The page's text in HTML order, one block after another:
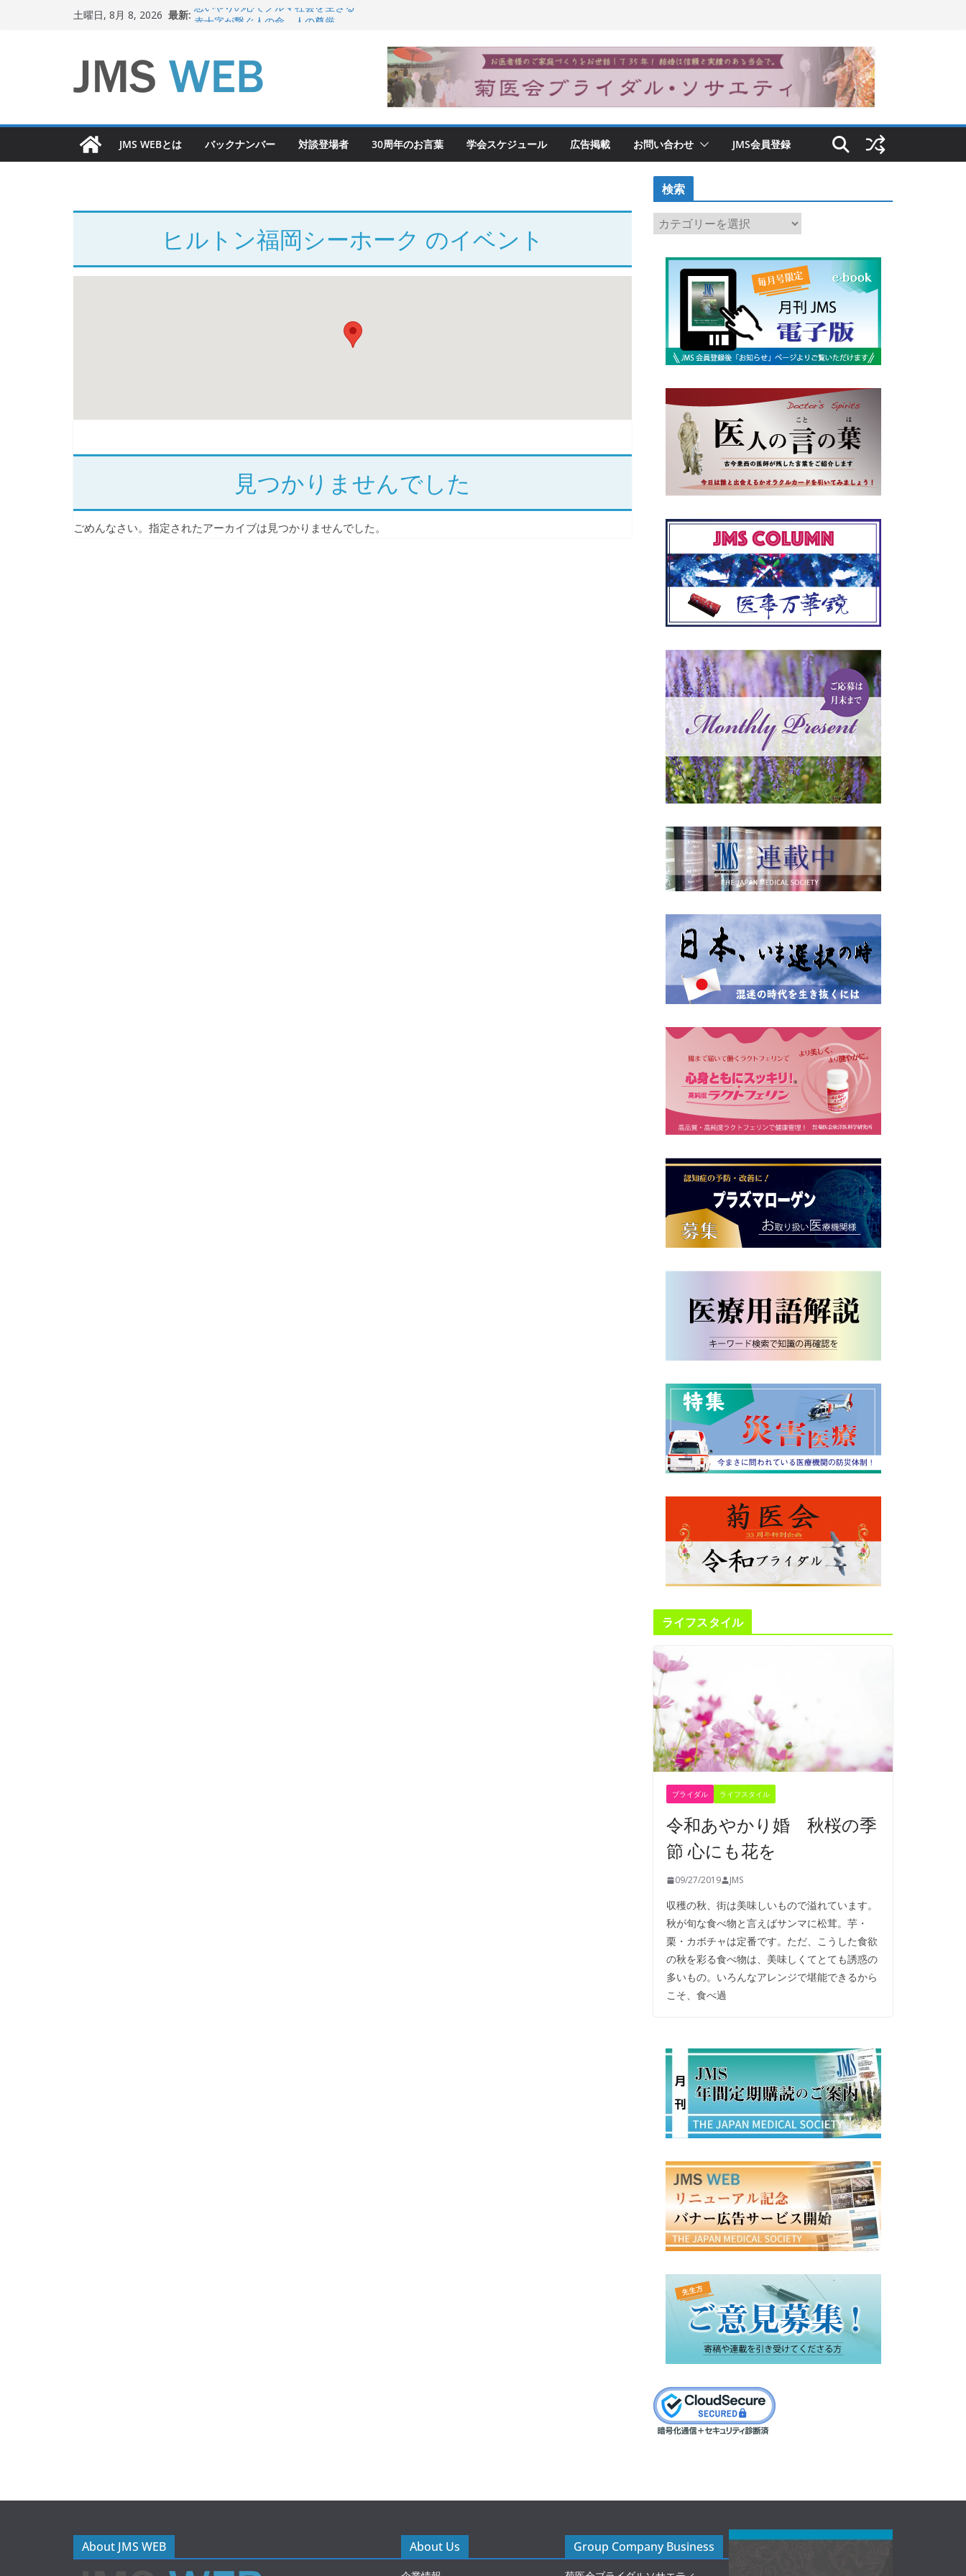
ス
土曜日, 8月 8, 2026 最新: 思いやりの心でクルマ社会を生きる
関東大震災から100 年
新生ニッポン！
JMS WEBとは バックナンバー 対談登場者 30周年のお言葉 学会スケジュール 広告掲載 お問い合わせ JMS会員登録
ヒルトン福岡シーホーク のイベント
見つかりませんでした
ごめんなさい。指定されたアーカイブは見つかりませんでした。
検索
検
索
ライフスタイル
ブライダル ライフスタイル
令和あやかり婚 秋桜の季
節 心にも花を
09/27/2019 JMS
収穫の秋、街は美味しいもので溢れています。
秋が旬な食べ物と言えばサンマに松茸。芋・
栗・カボチャは定番です。ただ、こうした食欲
の秋を彩る食べ物は、美味しくてとても誘惑の
多いもの。いろんなアレンジで堪能できるから
こそ、食べ過
About JMS WEB About Us Group Company Business